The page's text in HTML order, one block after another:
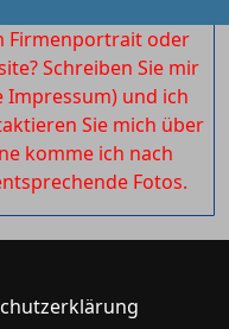
Firmenportrait oder
Schreiben Sie mir
Impressum) und ich
Sie mich über
komme ich nach
Fotos.